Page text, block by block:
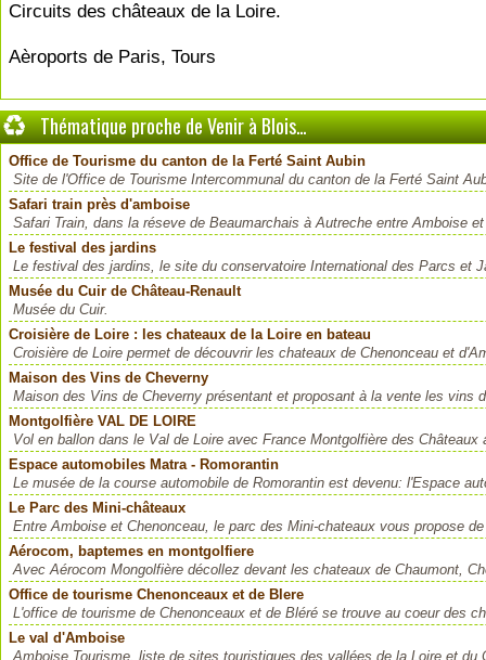
Circuits des châteaux de la Loire.
Aèroports de Paris, Tours
Thématique proche de Venir à Blois...
Office de Tourisme du canton de la Ferté Saint Aubin
Site de l'Office de Tourisme Intercommunal du canton de la Ferté Saint
Safari train près d'amboise
Safari Train, dans la réseve de Beaumarchais à Autreche entre Amboise
Le festival des jardins
Le festival des jardins, le site du conservatoire International des Parcs et
Musée du Cuir de Château-Renault
Musée du Cuir.
Croisière de Loire : les chateaux de la Loire en bateau
Croisière de Loire permet de découvrir les chateaux de Chenonceau et
Maison des Vins de Cheverny
Maison des Vins de Cheverny présentant et proposant à la vente les vins
Montgolfière VAL DE LOIRE
Vol en ballon dans le Val de Loire avec France Montgolfière des
Espace automobiles Matra - Romorantin
Le musée de la course automobile de Romorantin est devenu: l'Espace
Le Parc des Mini-châteaux
Entre Amboise et Chenonceau, le parc des Mini-chateaux vous propose
Aérocom, baptemes en montgolfiere
Avec Aérocom Mongolfière décollez devant les chateaux de Chaumont,
Office de tourisme Chenonceaux et de Blere
L'office de tourisme de Chenonceaux et de Bléré se trouve au coeur des
Le val d'Amboise
Amboise Tourisme, liste de sites touristiques des vallées de la Loire et du